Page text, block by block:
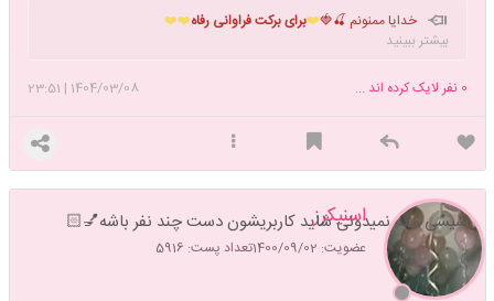
خدایا ممنونم 🍒🍓❤️برای برکت فراوانی رفاه❤️❤️
بیشتر ببینید
1404/03/08
|
23:51 0 نفر لایک کرده اند ...
اسنیکرز
عضویت: 1400/09/02 تعداد پست: 5916
سیسی مگه نمیدونی شاید کاربریشون دست چند نفر باشه💅🏻